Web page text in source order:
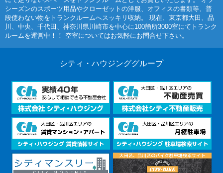
シーズンのスポーツ用品やクローゼットの洋服、オフィスの書類等、普
段使わない物をトランクルームへスッキリ収納。 現在、東京都大田、品
川、中央、千代田、神奈川県川崎市を中心に100箇所3000室にてトランク
ルームを運営中！！ 空室についてはお気軽にお問合せ下さい。
シティ・ハウジンググループ